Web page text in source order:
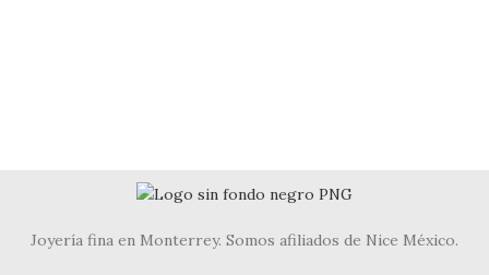
Joyería fina en Monterrey. Somos afiliados de Nice México.